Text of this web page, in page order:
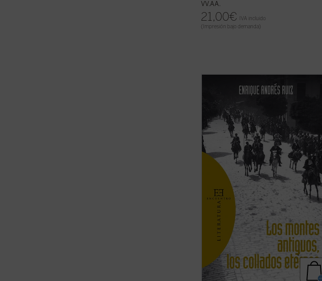
VV.AA.
21,00€ IVA incluido
(Impresión bajo demanda)
Es posible que los muchos personajes de
esta obra tengan más que ver con la
historia que con la literatura. Es decir,
que no se puede decir que sean
personajes literarios a los que el sentido
de una peripecia narrativa (como ocurre
en las novelas y ...(ver ficha)